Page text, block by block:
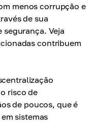
menos corrupção e
de sua
Veja
contribuem
risco de
de poucos, que é
sistemas